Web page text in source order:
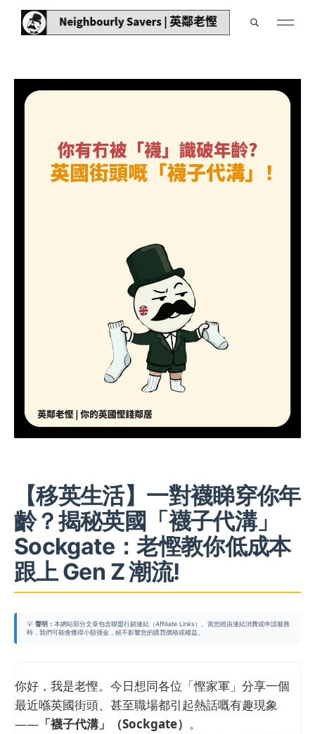
【移英生活】一對襪睇穿你年
齡？揭秘英國「襪子代溝」
Sockgate：老慳教你低成本
跟上 Gen Z 潮流!
💡 聲明： 本網站部分文章包含聯盟行銷連結（Affiliate Links）。當您經由連結消費或申請服務
時，我們可能會獲得小額佣金，絕不影響您的購買價格或權益。
你好，我是老慳。今日想同各位「慳家軍」分享一個
最近喺英國街頭、甚至職場都引起熱話嘅有趣現象
—— 「襪子代溝」（Sockgate） 。